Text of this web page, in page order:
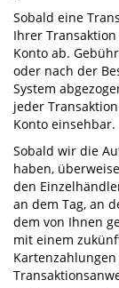
Sobald eine
Ihrer
Konto ab.
oder nach der
System
jeder
Konto einsehbar.
Sobald wir die
haben,
den
an dem Tag, an
dem von Ihnen
mit einem